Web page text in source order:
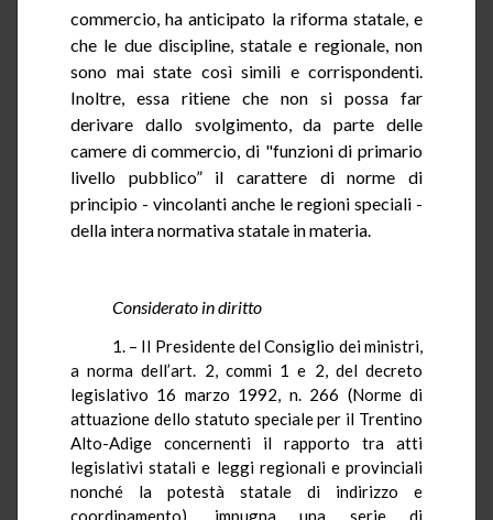
commercio, ha anticipato la riforma statale, e
che le due discipline, statale e regionale, non
sono mai state così simili e corrispondenti.
Inoltre, essa ritiene che non si possa far
derivare dallo svolgimento, da parte delle
camere di commercio, di "funzioni di primario
livello pubblico” il carattere di norme di
principio - vincolanti anche le regioni speciali -
della intera normativa statale in materia.
Considerato in diritto
1. – Il Presidente del Consiglio dei ministri,
a norma dell’art. 2, commi 1 e 2, del decreto
legislativo 16 marzo 1992, n. 266 (Norme di
attuazione dello statuto speciale per il Trentino
Alto-Adige concernenti il rapporto tra atti
legislativi statali e leggi regionali e provinciali
nonché la potestà statale di indirizzo e
coordinamento), impugna una serie di